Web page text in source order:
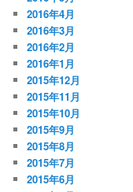
2016年4月
2016年3月
2016年2月
2016年1月
2015年12月
2015年11月
2015年10月
2015年9月
2015年8月
2015年7月
2015年6月